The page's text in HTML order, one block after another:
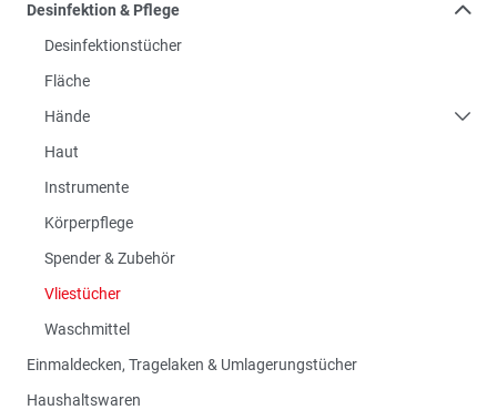
Desinfektion & Pflege
Desinfektionstücher
Fläche
Hände
Haut
Instrumente
Körperpflege
Spender & Zubehör
Vliestücher
Waschmittel
Einmaldecken, Tragelaken & Umlagerungstücher
Haushaltswaren